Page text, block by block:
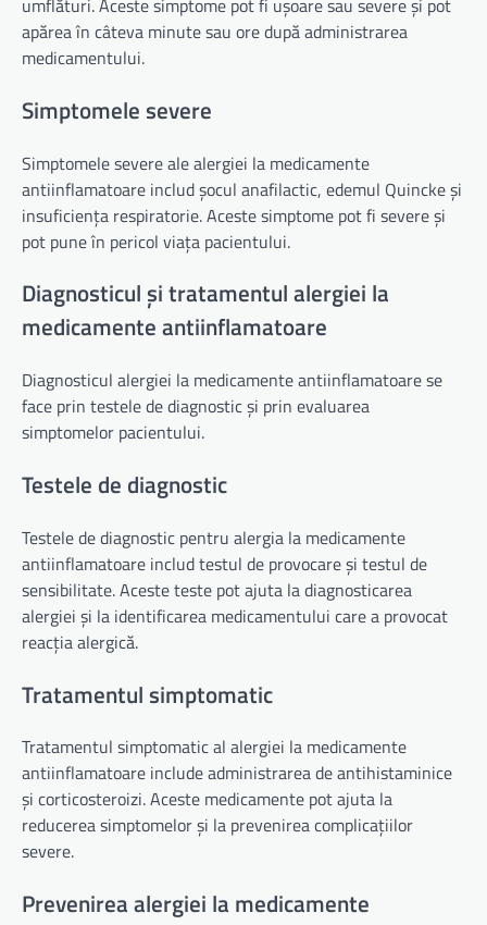
umflături. Aceste simptome pot fi ușoare sau severe și pot
apărea în câteva minute sau ore după administrarea
medicamentului.
Simptomele severe
Simptomele severe ale alergiei la medicamente
antiinflamatoare includ șocul anafilactic, edemul Quincke și
insuficiența respiratorie. Aceste simptome pot fi severe și
pot pune în pericol viața pacientului.
Diagnosticul și tratamentul alergiei la
medicamente antiinflamatoare
Diagnosticul alergiei la medicamente antiinflamatoare se
face prin testele de diagnostic și prin evaluarea
simptomelor pacientului.
Testele de diagnostic
Testele de diagnostic pentru alergia la medicamente
antiinflamatoare includ testul de provocare și testul de
sensibilitate. Aceste teste pot ajuta la diagnosticarea
alergiei și la identificarea medicamentului care a provocat
reacția alergică.
Tratamentul simptomatic
Tratamentul simptomatic al alergiei la medicamente
antiinflamatoare include administrarea de antihistaminice
și corticosteroizi. Aceste medicamente pot ajuta la
reducerea simptomelor și la prevenirea complicațiilor
severe.
Prevenirea alergiei la medicamente